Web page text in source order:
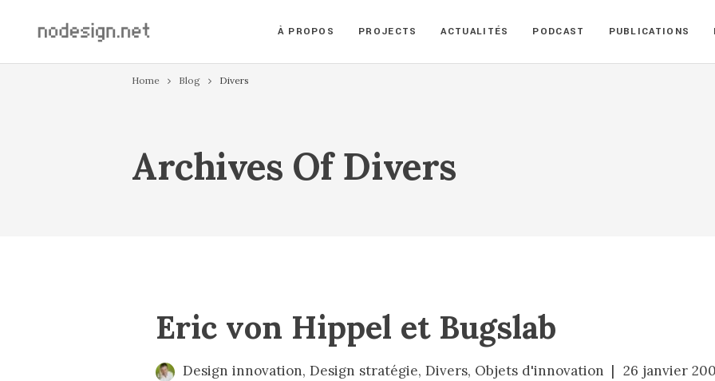
À PROPOS PROJECTS ACTUALITÉS PODCAST PUBLICATIONS
Home Blog Divers
Archives Of Divers
Eric von Hippel et Bugslab
Design innovation,Design stratégie,Divers, Objets d'innovation 26 janvier